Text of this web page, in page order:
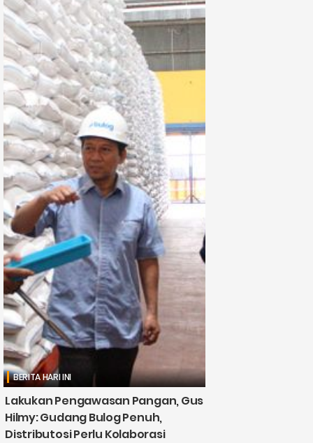
BERITA HARI INI
Lakukan Pengawasan Pangan, Gus
Hilmy: Gudang Bulog Penuh,
Distributosi Perlu Kolaborasi